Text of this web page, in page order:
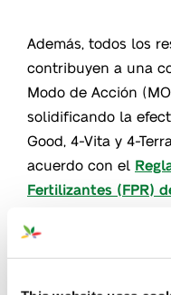
Además, todos los
contribuyen a una
Modo de Acción
solidificando la
Good, 4-Vita y 4-
acuerdo con el
Fertilizantes (FPR)
con la nueva ley. La
Legalde Plants for
‘Bioestimulación,